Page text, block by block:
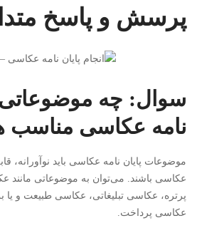
پرسش و پاسخ
سوال: چه موضوعاتی
نامه عکاسی مناسب
موضوعات پایان نامه عکاسی باید نوآورانه،
عکاسی باشند. می‌توان به موضوعاتی مانند
پرتره، عکاسی تبلیغاتی، عکاسی طبیعت و
عکاسی پرداخت.